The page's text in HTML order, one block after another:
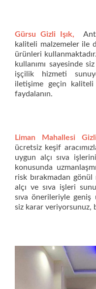
Gürsu Gizli Işık,
kaliteli malzemeler ile
ürünleri
kullanımı sayesinde
işçilik hizmeti
iletişime geçin
faydalanın.
Liman Mahallesi
ücretsiz keşif
uygun alçı sıva
konusunda
risk bırakmadan gönül
alçı ve sıva işleri
sıva önerileriyle geniş
siz karar veriyorsunuz,